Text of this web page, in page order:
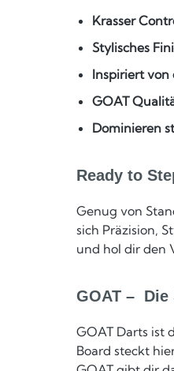
Krasser
Stylisches
Inspiriert von
GOAT
Dominieren
Ready to
Genug von
sich Präzision,
und hol dir den
GOAT –
GOAT Darts ist
Board steckt